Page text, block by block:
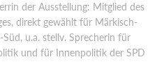
der Ausstellung: Mitglied des
direkt gewählt für Märkisch-
u.a. stellv. Sprecherin für
und für Innenpolitik der SPD